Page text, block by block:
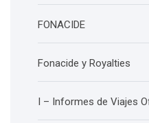
FONACIDE
Fonacide y Royalties
I – Informes de Viajes